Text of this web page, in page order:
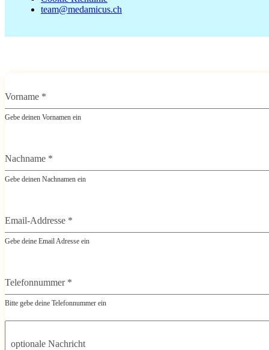
team@medamicus.ch
Vorname *
Gebe deinen Vornamen ein
Nachname *
Gebe deinen Nachnamen ein
Email-Addresse *
Gebe deine Email Adresse ein
Telefonnummer *
Bitte gebe deine Telefonnummer ein
optionale Nachricht